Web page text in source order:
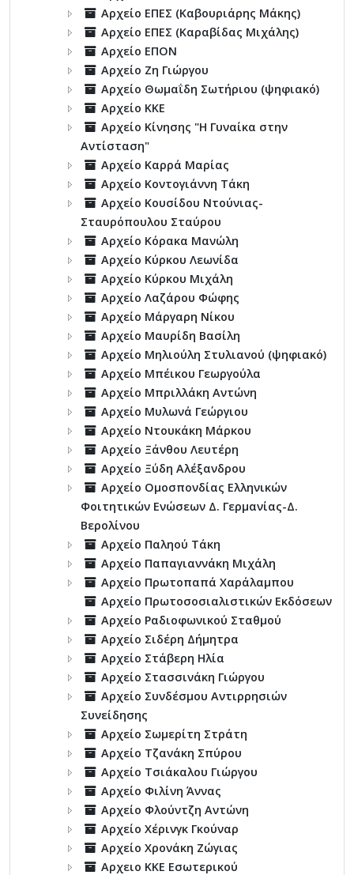
Αρχείο ΕΠΕΣ (Καβουριάρης Μάκης)
Αρχείο ΕΠΕΣ (Καραβίδας Μιχάλης)
Αρχείο ΕΠΟΝ
Αρχείο Ζη Γιώργου
Αρχείο Θωμαΐδη Σωτήριου (ψηφιακό)
Αρχείο ΚΚΕ
Αρχείο Κίνησης "Η Γυναίκα στην
Αντίσταση"
Αρχείο Καρρά Μαρίας
Αρχείο Κοντογιάννη Τάκη
Αρχείο Κουσίδου Ντούνιας-
Σταυρόπουλου Σταύρου
Αρχείο Κόρακα Μανώλη
Αρχείο Κύρκου Λεωνίδα
Αρχείο Κύρκου Μιχάλη
Αρχείο Λαζάρου Φώφης
Αρχείο Μάργαρη Νίκου
Αρχείο Μαυρίδη Βασίλη
Αρχείο Μηλιούλη Στυλιανού (ψηφιακό)
Αρχείο Μπέικου Γεωργούλα
Αρχείο Μπριλλάκη Αντώνη
Αρχείο Μυλωνά Γεώργιου
Αρχείο Ντουκάκη Μάρκου
Αρχείο Ξάνθου Λευτέρη
Αρχείο Ξύδη Αλέξανδρου
Αρχείο Ομοσπονδίας Ελληνικών
Φοιτητικών Ενώσεων Δ. Γερμανίας-Δ.
Βερολίνου
Αρχείο Παληού Τάκη
Αρχείο Παπαγιαννάκη Μιχάλη
Αρχείο Πρωτοπαπά Χαράλαμπου
Αρχείο Πρωτοσοσιαλιστικών Εκδόσεων
Αρχείο Ραδιοφωνικού Σταθμού
Αρχείο Σιδέρη Δήμητρα
Αρχείο Στάβερη Ηλία
Αρχείο Στασσινάκη Γιώργου
Αρχείο Συνδέσμου Αντιρρησιών
Συνείδησης
Αρχείο Σωμερίτη Στράτη
Αρχείο Τζανάκη Σπύρου
Αρχείο Τσιάκαλου Γιώργου
Αρχείο Φιλίνη Άννας
Αρχείο Φλούντζη Αντώνη
Αρχείο Χέρινγκ Γκούναρ
Αρχείο Χρονάκη Ζώγιας
Αρχειο ΚΚΕ Εσωτερικού